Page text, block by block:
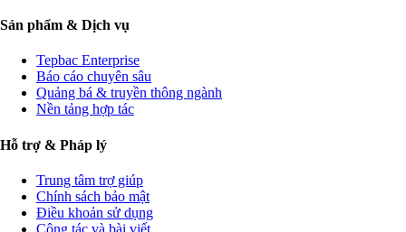
Sản phẩm & Dịch vụ
Tepbac Enterprise
Báo cáo chuyên sâu
Quảng bá & truyền thông ngành
Nền tảng hợp tác
Hỗ trợ & Pháp lý
Trung tâm trợ giúp
Chính sách bảo mật
Điều khoản sử dụng
Cộng tác và bài viết